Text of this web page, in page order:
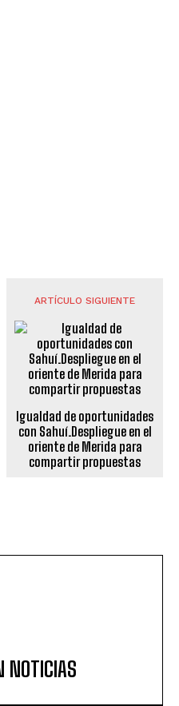
ARTÍCULO SIGUIENTE
Igualdad de oportunidades
con Sahuí.Despliegue en el
oriente de Merida para
compartir propuestas
NOTICIAS